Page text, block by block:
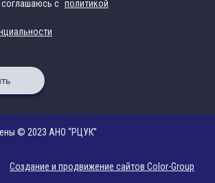
соглашаюсь с политикой
© 2023 АНО “РЦУК”
Создание и продвижение сайтов Color-Group